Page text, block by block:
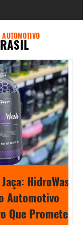
HidroWash
Automotivo
Que Promete